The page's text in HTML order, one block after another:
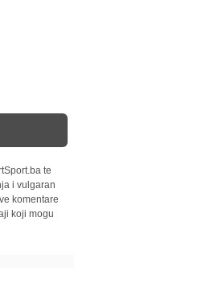
te
i vulgaran
komentare
koji mogu